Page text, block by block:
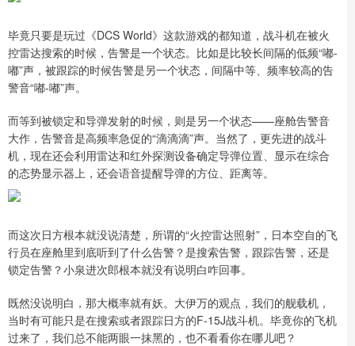
毕竟只要是玩过《DCS World》这款游戏的都知道，战斗机在被火
控雷达搜索的时候，告警是一个状态。比如是比较长间隔的低频“嘟-
嘟”声，被跟踪的时候告警是另一个状态，间隔中等、频率较高的告
警音“嘟-嘟”声。
而等到被锁定和导弹发射的时候，则是另一个状态——座舱告警音
大作，告警音是高频率急促的“滴滴滴”声。当然了，更先进的战斗
机，现在还会利用雷达和红外探测设备确定导弹位置、显示在综合
的态势显示器上，还会语音提醒导弹的方位、距离等。
而这次日方根本就没说清楚，所谓的“火控雷达照射”，日本空自的飞
行员在座舱里到底听到了什么告警？是搜索告警，跟踪告警，还是
锁定告警？小泉进次郎根本就没有说明白咋回事。
既然没说明白，那大概率就有妖。大伊万的观点，我们的舰载机，
当时有可能只是在搜索或者跟踪日方的F-15J战斗机。毕竟你的飞机
过来了，我们总不能两眼一抹黑的，也不看看你在哪儿吧？